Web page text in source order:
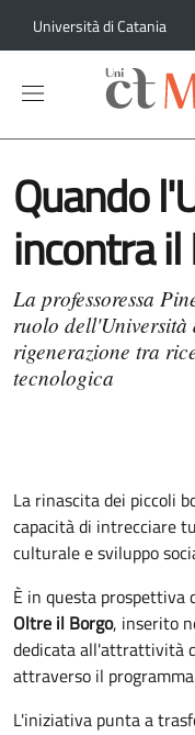
Università di Catania
Quando
incontra
La professoressa
ruolo
rigenerazione tra
tecnologica
La rinascita dei piccoli
capacità di intrecciare
culturale e sviluppo
È in questa prospettiva
Oltre il Borgo, inserito
dedicata all'attrattività
attraverso il
L'iniziativa punta a